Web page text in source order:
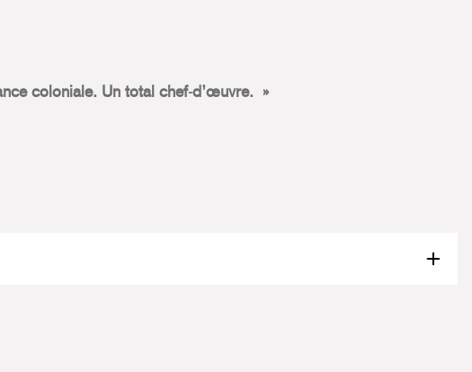
coloniale. Un total chef-d’œuvre.